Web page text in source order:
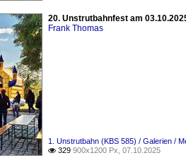
20. Unstrutbahnfest am
Frank Thomas
1. Unstrutbahn (KBS 585) / Galerien /
 329 900x1200 Px, 07.10.2025